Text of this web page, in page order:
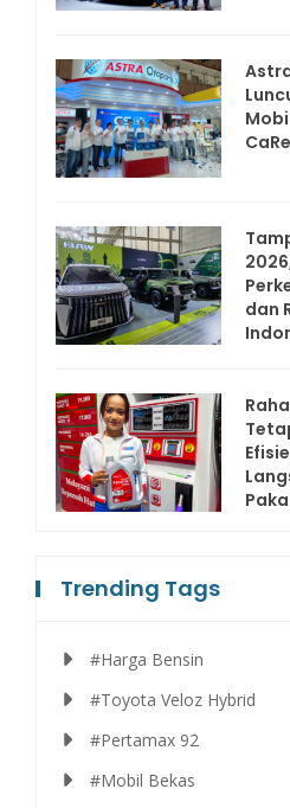
dan
Trending Tags
#Harga Bensin
#Toyota Veloz Hybrid
#Pertamax 92
#Mobil Bekas